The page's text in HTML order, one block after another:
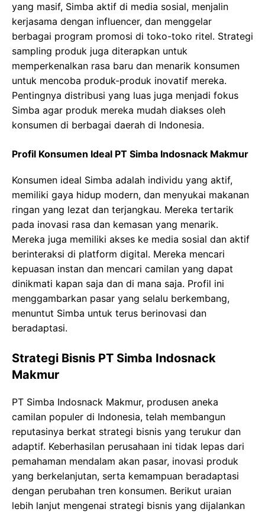
yang masif, Simba aktif di media sosial, menjalin
kerjasama dengan influencer, dan menggelar
berbagai program promosi di toko-toko ritel. Strategi
sampling produk juga diterapkan untuk
memperkenalkan rasa baru dan menarik konsumen
untuk mencoba produk-produk inovatif mereka.
Pentingnya distribusi yang luas juga menjadi fokus
Simba agar produk mereka mudah diakses oleh
konsumen di berbagai daerah di Indonesia.
Profil Konsumen Ideal PT Simba Indosnack Makmur
Konsumen ideal Simba adalah individu yang aktif,
memiliki gaya hidup modern, dan menyukai makanan
ringan yang lezat dan terjangkau. Mereka tertarik
pada inovasi rasa dan kemasan yang menarik.
Mereka juga memiliki akses ke media sosial dan aktif
berinteraksi di platform digital. Mereka mencari
kepuasan instan dan mencari camilan yang dapat
dinikmati kapan saja dan di mana saja. Profil ini
menggambarkan pasar yang selalu berkembang,
menuntut Simba untuk terus berinovasi dan
beradaptasi.
Strategi Bisnis PT Simba Indosnack
Makmur
PT Simba Indosnack Makmur, produsen aneka
camilan populer di Indonesia, telah membangun
reputasinya berkat strategi bisnis yang terukur dan
adaptif. Keberhasilan perusahaan ini tidak lepas dari
pemahaman mendalam akan pasar, inovasi produk
yang berkelanjutan, serta kemampuan beradaptasi
dengan perubahan tren konsumen. Berikut uraian
lebih lanjut mengenai strategi bisnis yang dijalankan